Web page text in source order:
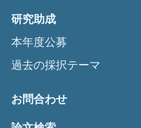
研究助成
本年度公募
過去の採択テーマ
お問合わせ